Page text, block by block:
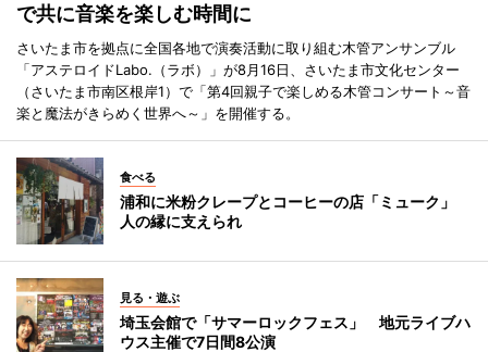
で共に音楽を楽しむ時間に
さいたま市を拠点に全国各地で演奏活動に取り組む木管アンサンブル
「アステロイドLabo.（ラボ）」が8月16日、さいたま市文化センター
（さいたま市南区根岸1）で「第4回親子で楽しめる木管コンサート～音
楽と魔法がきらめく世界へ～」を開催する。
食べる
浦和に米粉クレープとコーヒーの店「ミューク」
人の縁に支えられ
見る・遊ぶ
埼玉会館で「サマーロックフェス」 地元ライブハ
ウス主催で7日間8公演